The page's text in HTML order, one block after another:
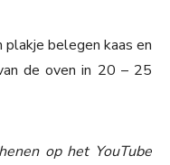
belegen kaas en
de oven in 20 – 25
op het YouTube